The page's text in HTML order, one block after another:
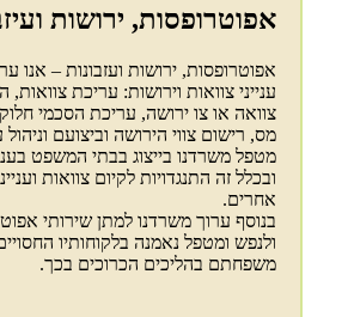
אפוטרופסות, ירושות
אפוטרופסות, ירושות ועזבונות – אנו
ענייני צוואות וירושות: עריכת צוואות,
צוואה או צו ירושה, עריכת הסכמי
מס, רישום צווי הירושה וביצועם וניהול
מטפל משרדנו בייצוג בבתי המשפט
ובכלל זה התנגדויות לקיום צוואות
אחרים.
בנוסף ערוך משרדנו למתן שירותי
ולנפש ומטפל נאמנה בלקוחותיו החסויים
משפחתם בהליכים הכרוכים בכך.